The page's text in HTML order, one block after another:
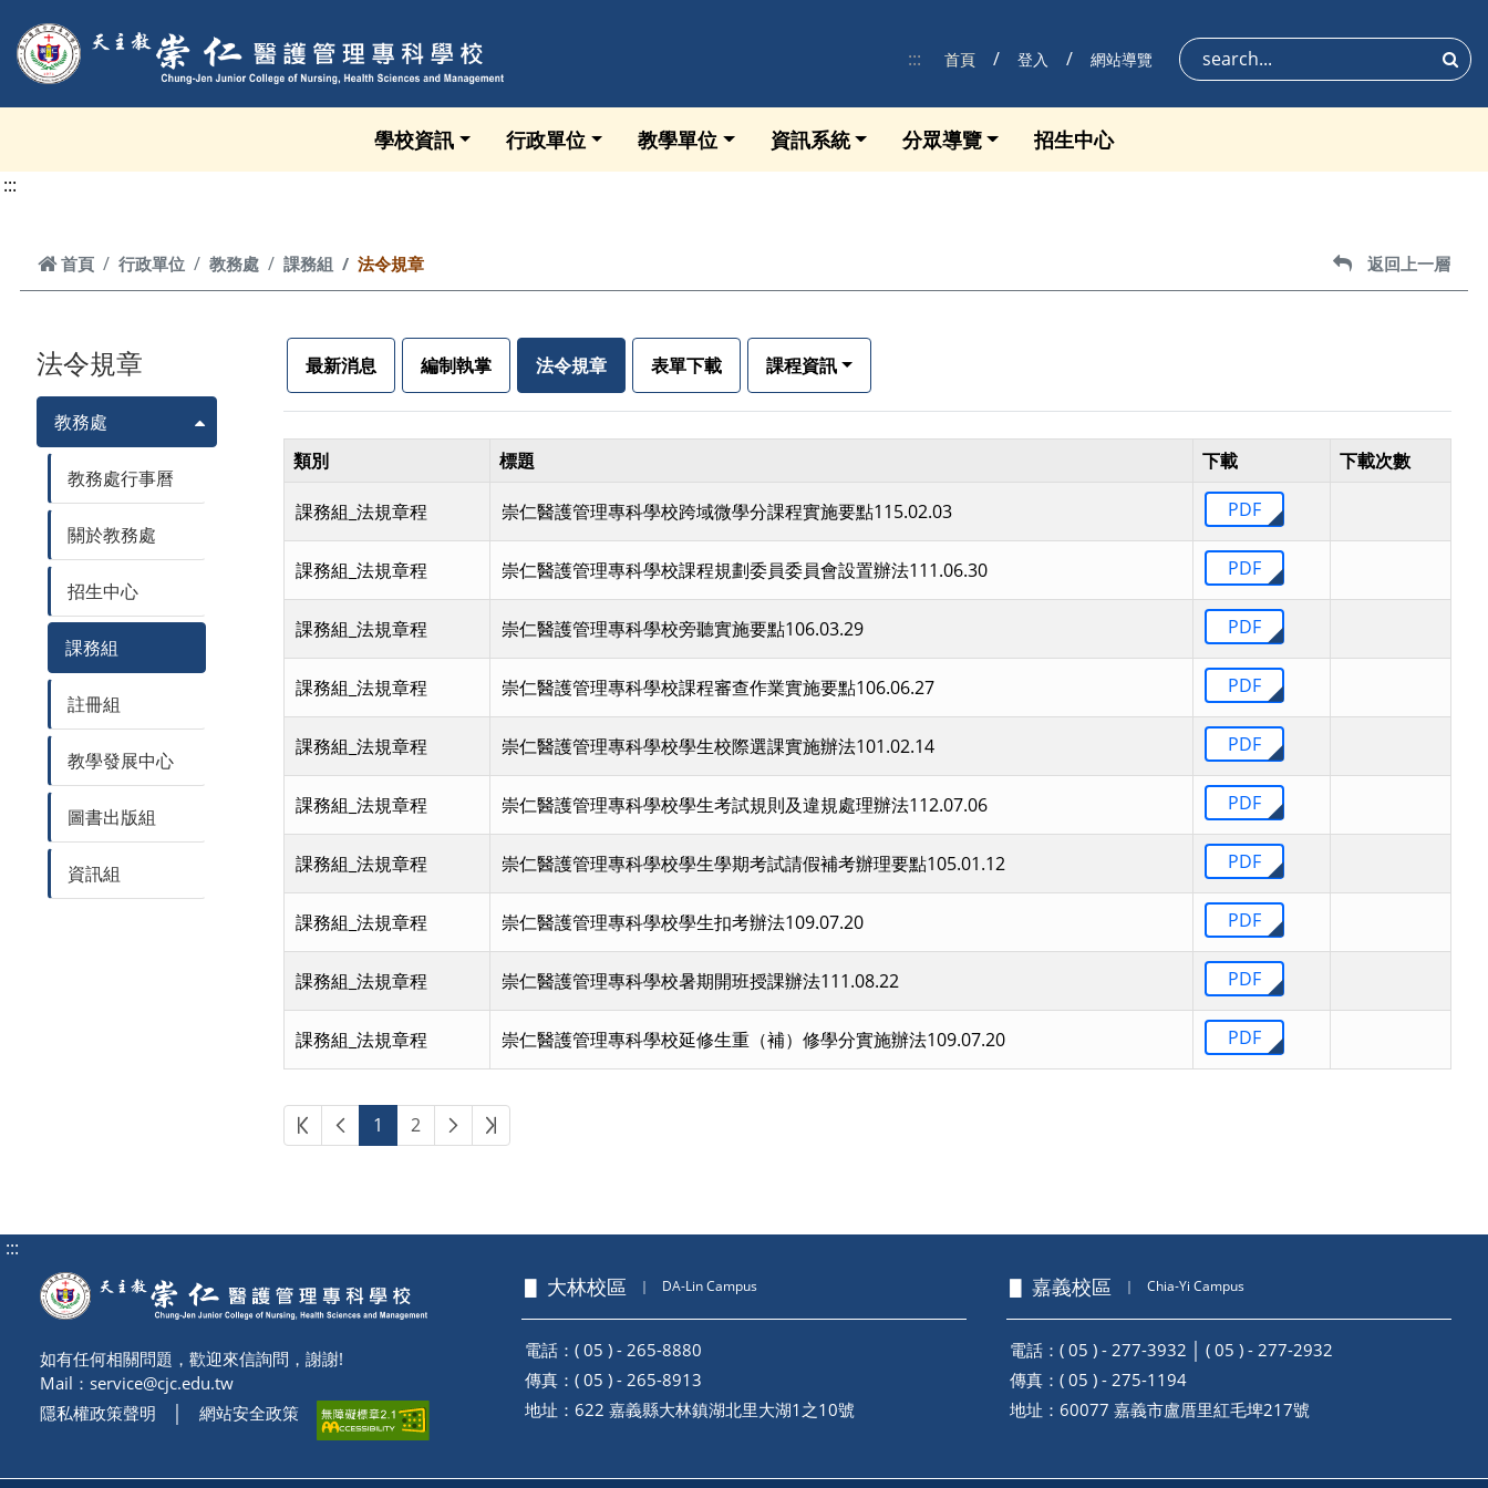
:::
首頁 登入 網站導覽 搜尋
學校資訊 行政單位 教學單位 資訊系統 分眾導覽 招生中心
:::
首頁
首頁 行政單位 教務處 課務組 法令規章 返回上一層
返回上一層
法令規章
教務處
教務處行事曆
關於教務處
招生中心
課務組
註冊組
教學發展中心
圖書出版組
資訊組
最新消息 編制執掌 法令規章 表單下載 課程資訊
類別 標題 下載 下載次數
課務組_法規章程 崇仁醫護管理專科學校跨域微學分課程實施要點115.02.03 PDF
課務組_法規章程 崇仁醫護管理專科學校課程規劃委員委員會設置辦法111.06.30 PDF
課務組_法規章程 崇仁醫護管理專科學校旁聽實施要點106.03.29 PDF
課務組_法規章程 崇仁醫護管理專科學校課程審查作業實施要點106.06.27 PDF
課務組_法規章程 崇仁醫護管理專科學校學生校際選課實施辦法101.02.14 PDF
課務組_法規章程 崇仁醫護管理專科學校學生考試規則及違規處理辦法112.07.06 PDF
課務組_法規章程 崇仁醫護管理專科學校學生學期考試請假補考辦理要點105.01.12 PDF
課務組_法規章程 崇仁醫護管理專科學校學生扣考辦法109.07.20 PDF
課務組_法規章程 崇仁醫護管理專科學校暑期開班授課辦法111.08.22 PDF
課務組_法規章程 崇仁醫護管理專科學校延修生重（補）修學分實施辦法109.07.20 PDF
第一頁上一頁
1 2 下一頁最後頁
:::
如有任何相關問題，歡迎來信詢問，謝謝!
Mail： service@cjc.edu.tw
隱私權政策聲明
網站安全政策
▋ 大林校區 ｜ DA-Lin Campus
電話：( 05 ) - 265-8880
傳真：( 05 ) - 265-8913
地址： 622 嘉義縣大林鎮湖北里大湖1之10號
▋ 嘉義校區 ｜ Chia-Yi Campus
電話：( 05 ) - 277-3932 │ ( 05 ) - 277-2932
傳真：( 05 ) - 275-1194
地址： 60077 嘉義市盧厝里紅毛埤217號